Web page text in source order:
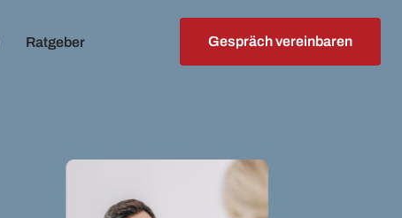
Ratgeber Gespräch vereinbaren